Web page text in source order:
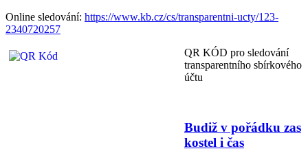
Online sledování: https://www.kb.cz/cs/transparentni-ucty/123-
2340720257
QR KÓD pro sledování
transparentního sbírkového
účtu
Budiž v pořádku zas
kostel i čas